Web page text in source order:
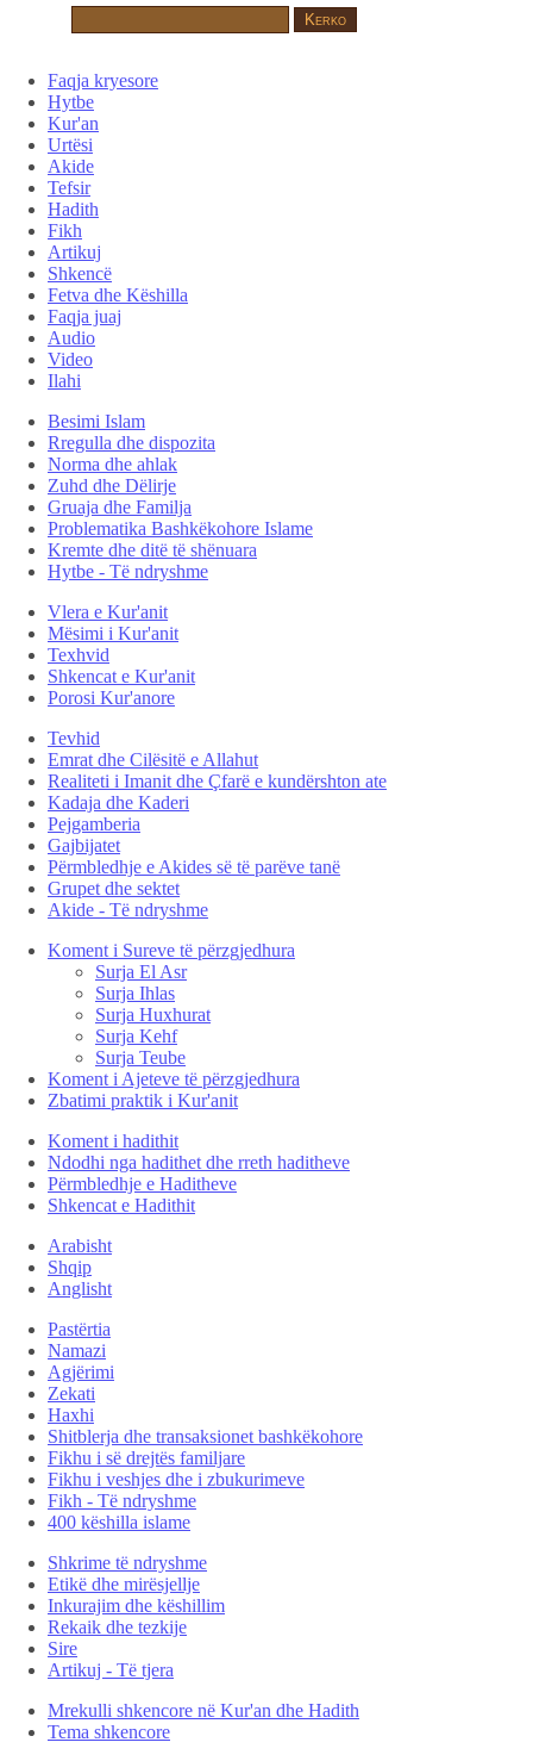
Faqja kryesore
Hytbe
Kur'an
Urtësi
Akide
Tefsir
Hadith
Fikh
Artikuj
Shkencë
Fetva dhe Këshilla
Faqja juaj
Audio
Video
Ilahi
Besimi Islam
Rregulla dhe dispozita
Norma dhe ahlak
Zuhd dhe Dëlirje
Gruaja dhe Familja
Problematika Bashkëkohore Islame
Kremte dhe ditë të shënuara
Hytbe - Të ndryshme
Vlera e Kur'anit
Mësimi i Kur'anit
Texhvid
Shkencat e Kur'anit
Porosi Kur'anore
Tevhid
Emrat dhe Cilësitë e Allahut
Realiteti i Imanit dhe Çfarë e kundërshton ate
Kadaja dhe Kaderi
Pejgamberia
Gajbijatet
Përmbledhje e Akides së të parëve tanë
Grupet dhe sektet
Akide - Të ndryshme
Koment i Sureve të përzgjedhura
Surja El Asr
Surja Ihlas
Surja Huxhurat
Surja Kehf
Surja Teube
Koment i Ajeteve të përzgjedhura
Zbatimi praktik i Kur'anit
Koment i hadithit
Ndodhi nga hadithet dhe rreth haditheve
Përmbledhje e Haditheve
Shkencat e Hadithit
Arabisht
Shqip
Anglisht
Pastërtia
Namazi
Agjërimi
Zekati
Haxhi
Shitblerja dhe transaksionet bashkëkohore
Fikhu i së drejtës familjare
Fikhu i veshjes dhe i zbukurimeve
Fikh - Të ndryshme
400 këshilla islame
Shkrime të ndryshme
Etikë dhe mirësjellje
Inkurajim dhe këshillim
Rekaik dhe tezkije
Sire
Artikuj - Të tjera
Mrekulli shkencore në Kur'an dhe Hadith
Tema shkencore